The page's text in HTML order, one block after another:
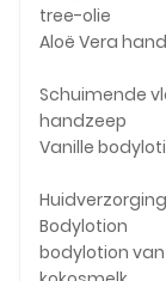
tree-olie
Aloë Vera
Schuimende
handzeep
Vanille
Huidverzorging
Bodylotion
bodylotion van